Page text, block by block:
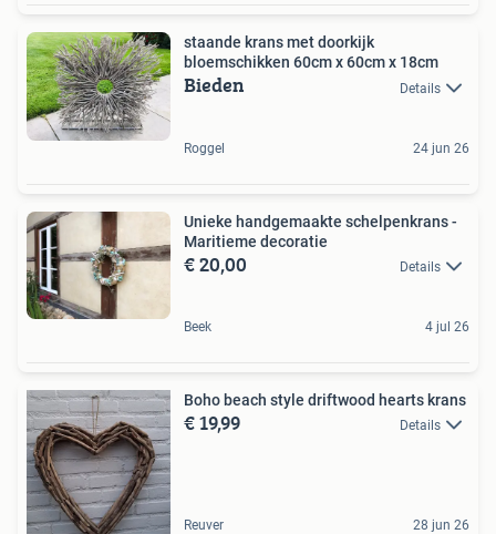
staande krans met doorkijk
bloemschikken 60cm x 60cm x 18cm
Bieden Details
Roggel 24 jun 26
Unieke handgemaakte schelpenkrans -
Maritieme decoratie
€ 20,00 Details
Beek 4 jul 26
Boho beach style driftwood hearts krans
€ 19,99 Details
Reuver 28 jun 26